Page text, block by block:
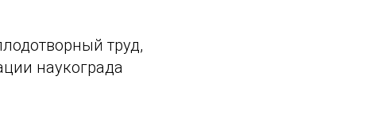
труд,
наукограда